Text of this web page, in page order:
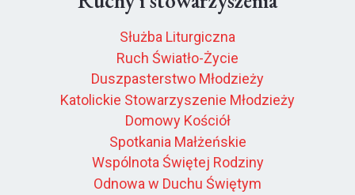
Służba Liturgiczna
Ruch Światło-Życie
Duszpasterstwo Młodzieży
Katolickie Stowarzyszenie Młodzieży
Domowy Kościół
Spotkania Małżeńskie
Wspólnota Świętej Rodziny
Odnowa w Duchu Świętym